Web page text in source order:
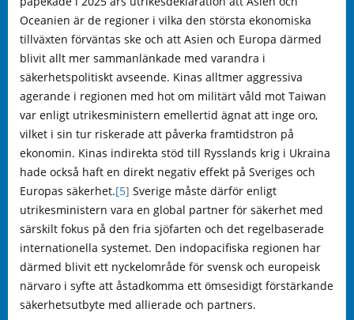
Oceanien är de regioner i vilka den största ekonomiska
tillväxten förväntas ske och att Asien och Europa därmed
blivit allt mer sammanlänkade med varandra i
säkerhetspolitiskt avseende. Kinas alltmer aggressiva
agerande i regionen med hot om militärt våld mot Taiwan
var enligt utrikesministern emellertid ägnat att inge oro,
vilket i sin tur riskerade att påverka framtidstron på
ekonomin. Kinas indirekta stöd till Rysslands krig i Ukraina
hade också haft en direkt negativ effekt på Sveriges och
Europas säkerhet.[5] Sverige måste därför enligt
utrikesministern vara en global partner för säkerhet med
särskilt fokus på den fria sjöfarten och det regelbaserade
internationella systemet. Den indopacifiska regionen har
därmed blivit ett nyckelområde för svensk och europeisk
närvaro i syfte att åstadkomma ett ömsesidigt förstärkande
säkerhetsutbyte med allierade och partners.